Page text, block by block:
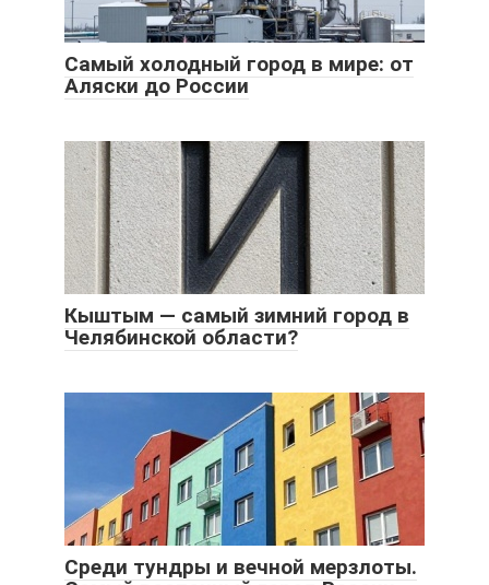
Самый холодный город в мире: от
Аляски до России
Кыштым — самый зимний город в
Челябинской области?
Среди тундры и вечной мерзлоты.